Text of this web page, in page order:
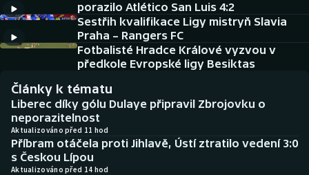
DALŠÍ SPORTY
Americký fotbal
Baseball a softbal
Basketbal
Biatlon
NEPŘEHLÉDNĚTE
Soutěže
Historické návraty
Aplikace ČT sport
porazilo Atlético San Luis 4:2
Sestřih kvalifikace Ligy mistryň Slavia
Praha – Rangers FC
Fotbalisté Hradce Králové vyzvou v
předkole Evropské ligy Besiktas
Články k tématu
Liberec díky gólu Dulaye připravil Zbrojovku o
neporazitelnost
Aktualizováno před 11 hod
Příbram otáčela proti Jihlavě, Ústí ztratilo vedení 3:0
s Českou Lípou
Aktualizováno před 14 hod